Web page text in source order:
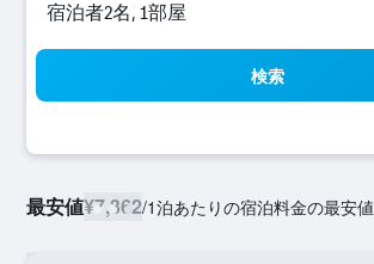
宿泊者2名, 1​部屋
検索
最安値¥7,362/1泊あたりの宿泊料金の最安値